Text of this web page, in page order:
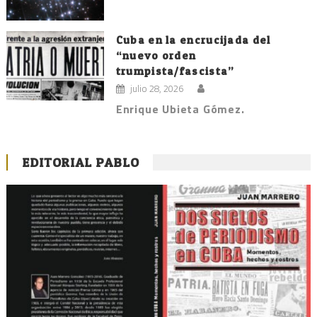
Cuba en la encrucijada del
“nuevo orden
trumpista/fascista”
julio 28, 2026
Enrique Ubieta Gómez.
EDITORIAL PABLO